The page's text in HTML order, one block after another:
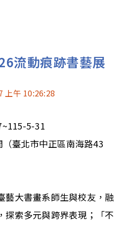
流動痕跡書藝展
上午 10:26:28
5-31
（臺北市中正區南海路43
藝大書畫系師生與校友，融
探索多元與跨界表現；「不